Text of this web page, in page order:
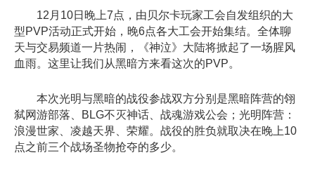
12月10日晚上7点，由贝尔卡玩家工会自发组织的大
型PVP活动正式开始，晚6点各大工会开始集结。全体聊
天与交易频道一片热闹，《神泣》大陆将掀起了一场腥风
血雨。这里让我们从黑暗方来看这次的PVP。
本次光明与黑暗的战役参战双方分别是黑暗阵营的翎
弑网游部落、BLG不灭神话、战魂游戏公会；光明阵营：
浪漫世家、凌越天界、荣耀。战役的胜负就取决在晚上10
点之前三个战场圣物抢夺的多少。